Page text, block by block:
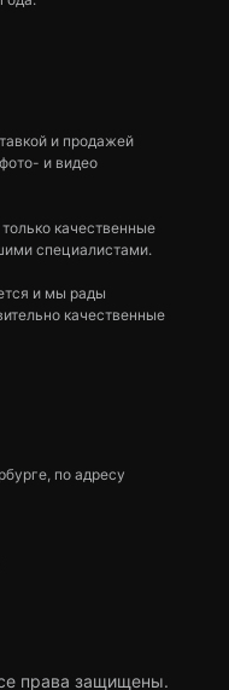
и продажей
и видео
качественные
специалистами.
и мы рады
качественные
по адресу
права защищены.